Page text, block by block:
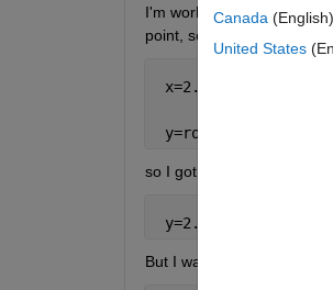
I'm working on R2016a
point, so I did the following :
y=round(x,3),
so I got:
But I want it to be (stored)
Canada (English)
United States